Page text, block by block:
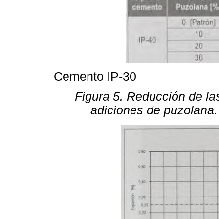
Cemento IP-30
Figura 5. Reducción de
adiciones de